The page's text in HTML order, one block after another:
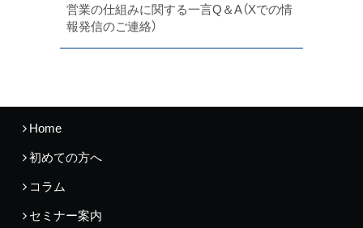
営業の仕組みに関する一言Q＆A（Xでの情
報発信のご連絡）
Home
初めての方へ
コラム
セミナー案内